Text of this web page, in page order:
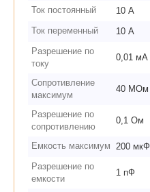
Ток постоянный
10 А
Ток переменный
10 А
Разрешение по
току
0,01 мА
Сопротивление
максимум
40 МОм
Разрешение по
сопротивлению
0,1 Ом
Емкость максимум 200 мкФ
Разрешение по
емкости
1 пФ